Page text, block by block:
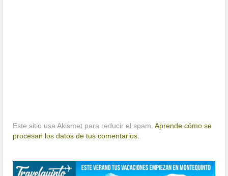
Este sitio usa Akismet para reducir el spam.Aprende cómo se
procesan los datos de tus comentarios.